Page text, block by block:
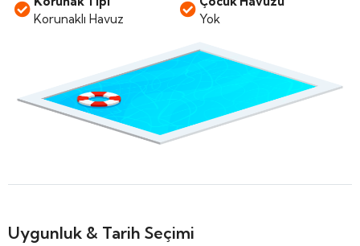
Korunaklı Havuz
Yok
Uygunluk & Tarih Seçimi